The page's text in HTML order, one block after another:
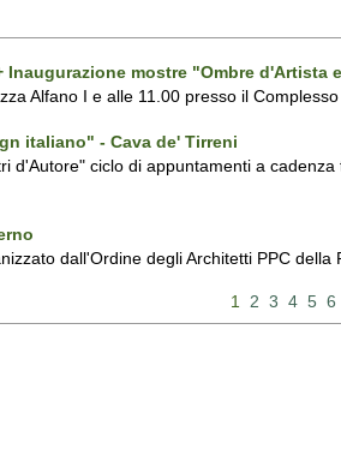
mostre "Ombre d'Artista
Alfano I e alle 11.00 presso il
italiano" - Cava de' Tirreni
d'Autore" ciclo di appuntamenti a
dall'Ordine degli Architetti PPC
1 2 3 4 5 6